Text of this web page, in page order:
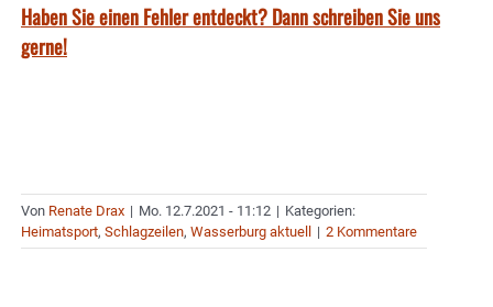
Haben Sie einen Fehler entdeckt? Dann schreiben Sie uns
gerne!
Von Renate Drax | Mo. 12.7.2021 - 11:12 | Kategorien:
Heimatsport, Schlagzeilen, Wasserburg aktuell | 2 Kommentare